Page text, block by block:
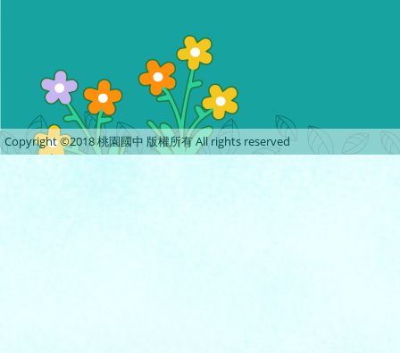
Copyright ©2018 桃園國中 版權所有 All rights reserved